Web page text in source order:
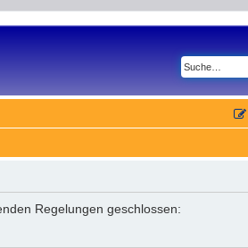
Regelungen geschlossen: